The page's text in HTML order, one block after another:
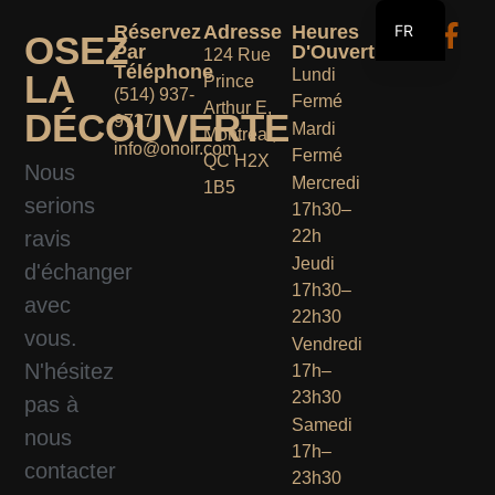
OSEZ
LA
DÉCOUVERTE
Nous
serions
ravis
d'échanger
avec
vous.
N'hésitez
pas à
nous
contacter
Réservez
Par
Téléphone
(514) 937-
9727
info@onoir.com
Adresse
124 Rue
Prince
Arthur E,
Montreal,
QC H2X
1B5
Heures
D'Ouverture
Lundi
Fermé
Mardi
Fermé
Mercredi
17h30–
22h
Jeudi
17h30–
22h30
Vendredi
17h–
23h30
Samedi
17h–
23h30
FR